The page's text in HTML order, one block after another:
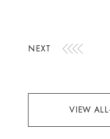
NEXT
VIEW ALL